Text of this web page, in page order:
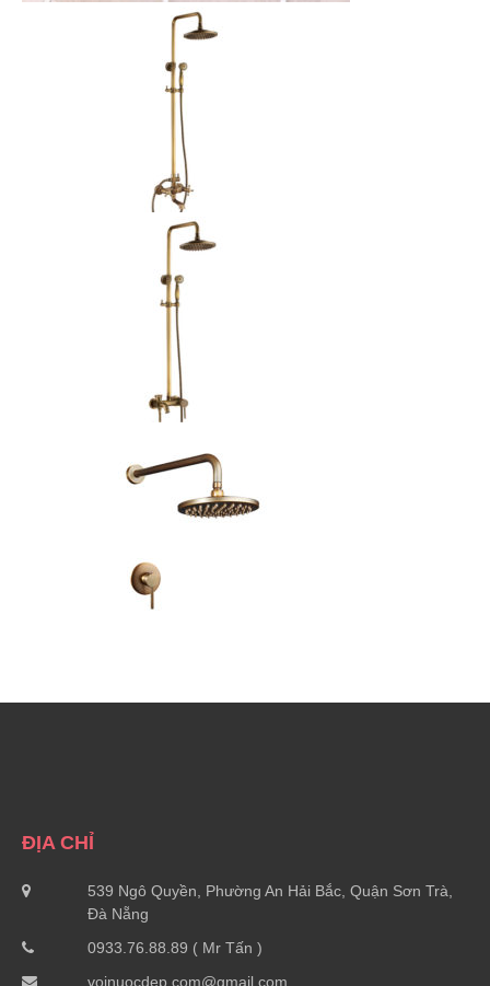
ĐỊA CHỈ
539 Ngô Quyền, Phường An Hải Bắc, Quận Sơn Trà,
Đà Nẵng
0933.76.88.89 ( Mr Tấn )
voinuocdep.com@gmail.com